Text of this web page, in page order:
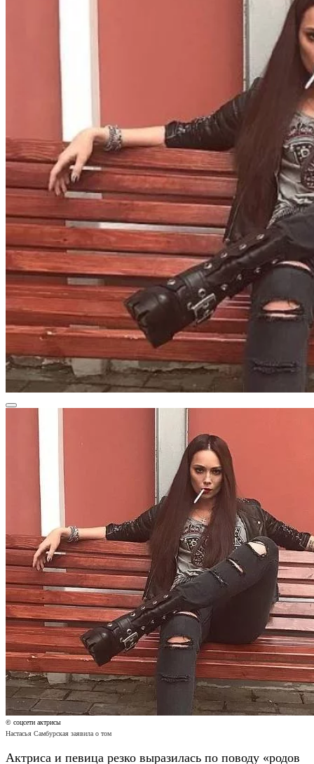
© соцсети актрисы
Настасья Самбурская заявила о том
Актриса и певица резко выразилась по поводу «родов